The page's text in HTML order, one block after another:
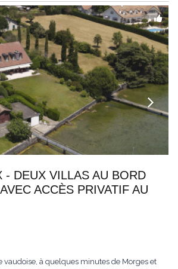
- DEUX VILLAS AU BORD
ACCÈS PRIVATIF AU
vaudoise, à quelques minutes de Morges et